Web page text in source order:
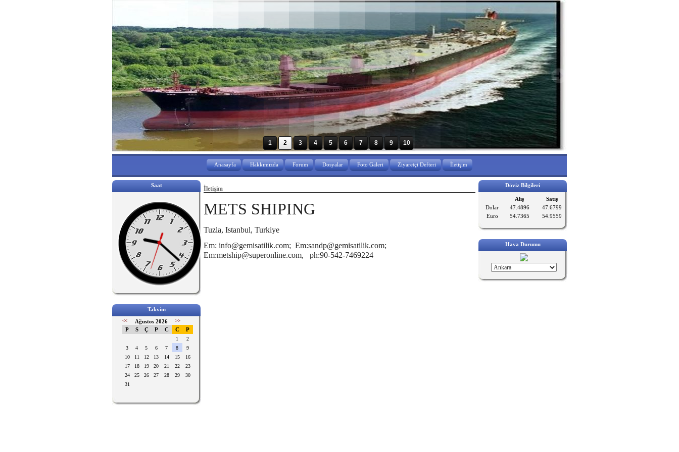
1 2 3 4 5 6 7 8 9 10
Anasayfa Hakkımızda Forum Dosyalar Foto Galeri Ziyaretçi Defteri İletişim
Saat
Takvim
<< Ağustos 2026 >>
P S Ç P C C P
1
2
3
4 5 6 7 8
9
10
11 12 13 14 15
16
17
18 19 20 21 22
23
24
25 26 27 28 29
30
31
İletişim
METS SHIPING
Tuzla, Istanbul, Turkiye
Em: info@gemisatilik.com; Em:sandp@gemisatilik.com;
Em:metship@superonline.com, ph:90-542-7469224
Döviz Bilgileri
Alış
Satış
Dolar
47.4896
47.6799
Euro
54.7365 54.9559
Hava Durumu